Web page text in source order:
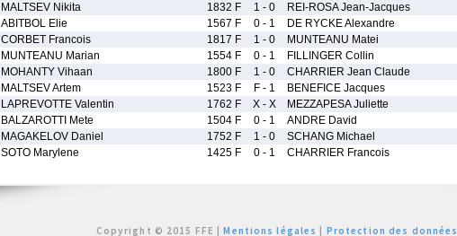
MALTSEV Nikita 1832 F 1 - 0 REI-ROSA Jean-Jacques
ABITBOL Elie 1567 F 0 - 1 DE RYCKE Alexandre
CORBET Francois 1817 F 1 - 0 MUNTEANU Matei
MUNTEANU Marian 1554 F 0 - 1 FILLINGER Collin
MOHANTY Vihaan 1800 F 1 - 0 CHARRIER Jean Claude
MALTSEV Artem 1523 F F - 1 BENEFICE Jacques
LAPREVOTTE Valentin 1762 F X - X MEZZAPESA Juliette
BALZAROTTI Mete 1504 F 0 - 1 ANDRE David
MAGAKELOV Daniel 1752 F 1 - 0 SCHANG Michael
SOTO Marylene 1425 F 0 - 1 CHARRIER Francois
Copyright © 2015 FFE |Mentions légales Protection des données